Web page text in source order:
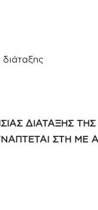
ΔΙΑΤΑΞΗΣ
ΣΤΗ